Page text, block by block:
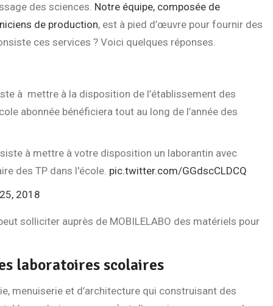
des sciences. Notre équipe, composée de
de production, est à pied d’œuvre pour fournir des
ces services ? Voici quelques réponses.
à mettre à la disposition de l’établissement des
abonnée bénéficiera tout au long de l’année des
à mettre à votre disposition un laborantin avec
des TP dans l'école. pic.twitter.com/GGdscCLDCQ
2018
solliciter auprès de MOBILELABO des matériels pour
laboratoires scolaires
menuiserie et d’architecture qui construisant des